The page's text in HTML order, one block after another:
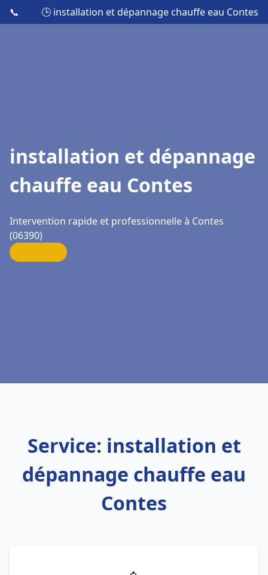
📞 🕒 installation et dépannage chauffe eau Contes
installation et dépannage
chauffe eau Contes
Intervention rapide et professionnelle à Contes
(06390)
Service: installation et
dépannage chauffe eau
Contes